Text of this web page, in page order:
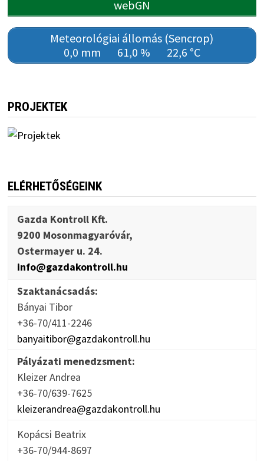
webGN
Meteorológiai állomás (Sencrop)
0,0 mm
61,0 % 22,6 °C
PROJEKTEK
ELÉRHETŐSÉGEINK
Gazda Kontroll Kft.
9200 Mosonmagyaróvár,
Ostermayer u. 24.
info@gazdakontroll.hu
Szaktanácsadás:
Bányai Tibor
+36-70/411-2246
banyaitibor@gazdakontroll.hu
Pályázati menedzsment:
Kleizer Andrea
+36-70/639-7625
kleizerandrea@gazdakontroll.hu
Kopácsi Beatrix
+36-70/944-8697